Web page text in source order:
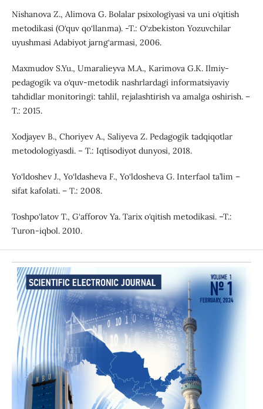
Nishanova Z., Alimova G. Bolalar psixologiyasi va uni o‘qitish
metodikasi (O‘quv qo‘llanma). -T.: O‘zbekiston Yozuvchilar
uyushmasi Adabiyot jarng‘armasi, 2006.
Maxmudov S.Yu., Umaralieyva M.A., Karimova G.K. Ilmiy-
pedagogik va o‘quv-metodik nashrlardagi informatsiyaviy
tahdidlar monitoringi: tahlil, rejalashtirish va amalga oshirish. –
T.: 2015.
Xodjayev B., Choriyev A., Saliyeva Z. Pedagogik tadqiqotlar
metodologiyasdi. – T.: Iqtisodiyot dunyosi, 2018.
Yo‘ldoshev J., Yo‘ldasheva F., Yo‘ldosheva G. Interfaol ta’lim –
sifat kafolati. – T.: 2008.
Toshpo‘latov T., G‘afforov Ya. Tarix o‘qitish metodikasi. –T.:
Turon-iqbol. 2010.